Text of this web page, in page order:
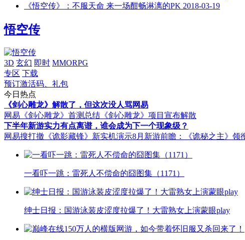
《悟空传》：不服天命 来一场酣畅淋漓的PK 2018-03-19
悟空传
3D 玄幻 即时 MMORPG
专区 下载
预订激活码、礼包
今日热点
《剑心雕龙》解散了，但这次没人骂网易
网易《剑心雕龙》首测总结 《剑心雕龙》项目宣布解散
下半年新游实力有点离谱，谁会成为下一个现象级？
网易搜打撤《诡影藏锋》新实机演示8月新游前瞻：《诡秘之主》领
一看吓一跳：雷死人不偿命的囧图集（1171）
绅士日报：国游泳装皮涩度拉爆了！大雷熟女上演蒙眼play